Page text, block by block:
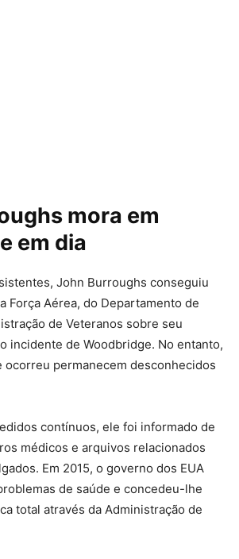
mora em
em dia
John Burroughs conseguiu
Força Aérea, do Departamento de
de Veteranos sobre seu
incidente de Woodbridge. No entanto,
ocorreu permanecem desconhecidos
contínuos, ele foi informado de
médicos e arquivos relacionados
Em 2015, o governo dos EUA
de saúde e concedeu-lhe
total através da Administração de